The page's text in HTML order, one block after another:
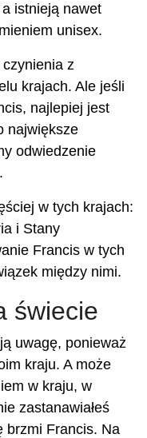
istnieją nawet
unisex.
z
krajach. Ale jeśli
najlepiej jest
największe
odwiedzenie
w tych krajach:
i Stany
Francis w tych
między nimi.
świecie
uwagę, ponieważ
kraju. A może
w kraju, w
zastanawiałeś
brzmi Francis. Na